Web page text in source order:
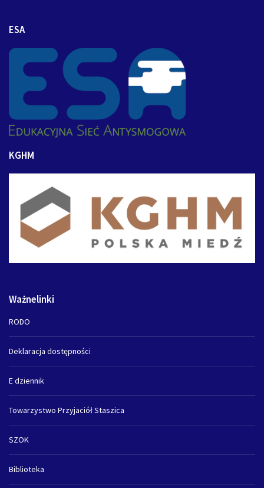
ESA
KGHM
Ważnelinki
RODO
Deklaracja dostępności
E dziennik
Towarzystwo Przyjaciół Staszica
SZOK
Biblioteka